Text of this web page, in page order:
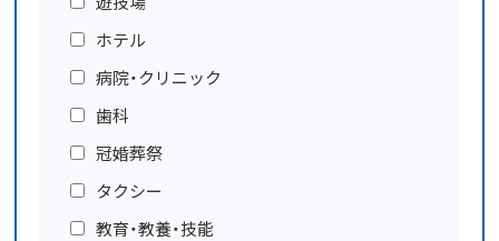
ホテル
病院・クリニック
歯科
冠婚葬祭
タクシー
教育・教養・技能